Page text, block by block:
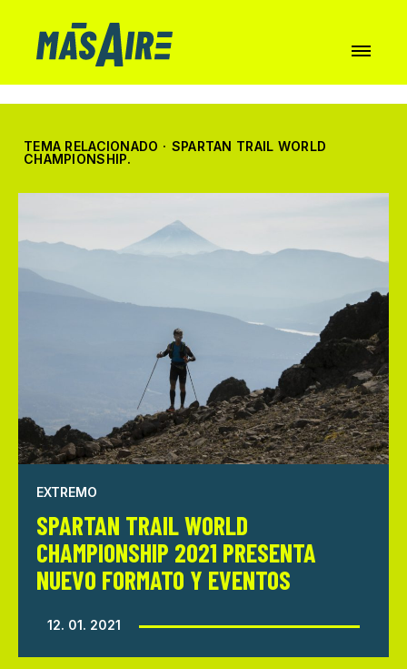
TEMA RELACIONADO · SPARTAN TRAIL WORLD
CHAMPIONSHIP.
EXTREMO
SPARTAN TRAIL WORLD
CHAMPIONSHIP 2021 PRESENTA
NUEVO FORMATO Y EVENTOS
12. 01. 2021